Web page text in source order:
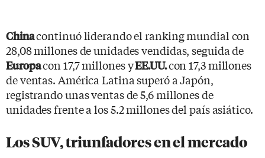
Chinacontinuó liderando el ranking mundial con
28,08 millones de unidades vendidas, seguida de
Europacon 17,7 millones yEE.UU.con 17,3 millones
de ventas. América Latina superó a Japón,
registrando unas ventas de 5,6 millones de
unidades frente a los 5.2 millones del país asiático.
Los SUV, triunfadores en el mercado